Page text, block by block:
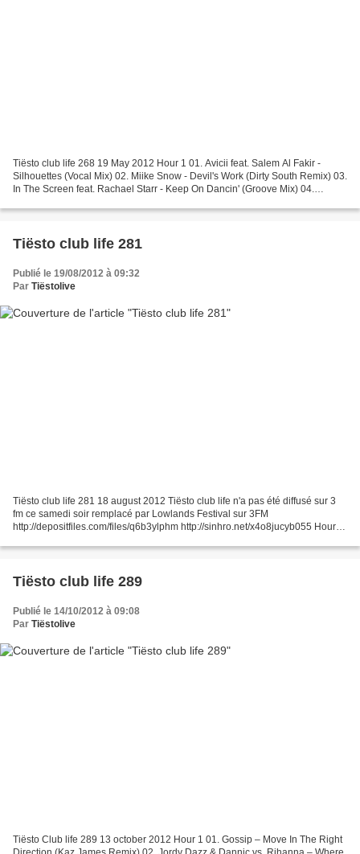
Tiësto club life 268 19 May 2012 Hour 1 01. Avicii feat. Salem Al Fakir -
Silhouettes (Vocal Mix) 02. Miike Snow - Devil's Work (Dirty South Remix) 03.
In The Screen feat. Rachael Starr - Keep On Dancin' (Groove Mix) 04.
Tiësto club life 281
Publié le 19/08/2012 à 09:32
Par Tiëstolive
Tiësto club life 281 18 august 2012 Tiësto club life n'a pas été diffusé sur 3
fm ce samedi soir remplacé par Lowlands Festival sur 3FM
http://depositfiles.com/files/q6b3ylphm http://sinhro.net/x4o8jucyb055 Hour 1
Tiësto club life 289
Publié le 14/10/2012 à 09:08
Par Tiëstolive
Tiësto Club life 289 13 october 2012 Hour 1 01. Gossip – Move In The Right